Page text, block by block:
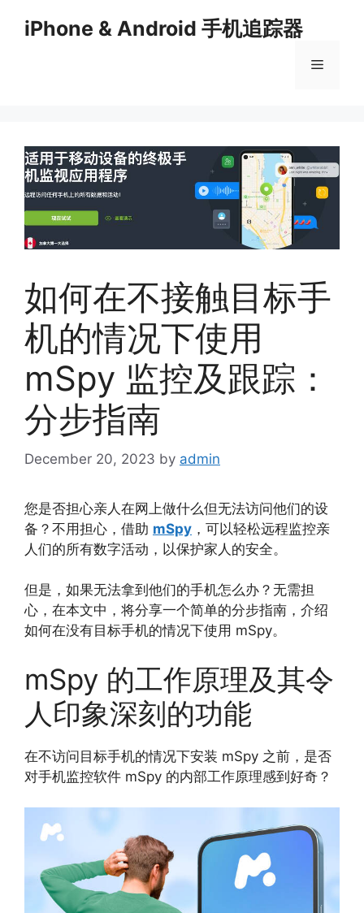
iPhone & Android 手机追踪器
Menu
​​如何在不接触目标手
机的情况下使用
mSpy 监控及跟踪：
分步指南
December 20, 2023 by admin
您是否担心亲人在网上做什么但无法访问他们的设
备？不用担心，借助 mSpy ，可以轻松远程监控亲
人们的所有数字活动，以保护家人的安全。
但是，如果无法拿到他们的手机怎么办？无需担
心，在本文中，将分享一个简单的分步指南，介绍
如何在没有目标手机的情况下使用 mSpy。
mSpy 的工作原理及其令
人印象深刻的功能
在不访问目标手机的情况下安装 mSpy 之前，是否
对手机监控软件 mSpy 的内部工作原理感到好奇？